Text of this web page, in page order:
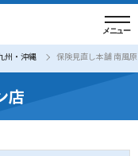
州・沖縄 保険見直し本舗 南風
店